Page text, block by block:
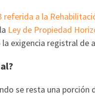
referida a la
Ley de Propiedad
exigencia registral de
se resta una porción